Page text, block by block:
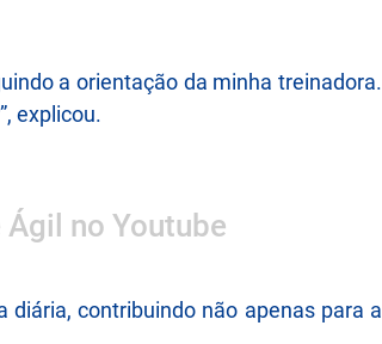
a orientação da minha treinadora.
explicou.
no Youtube
contribuindo não apenas para a